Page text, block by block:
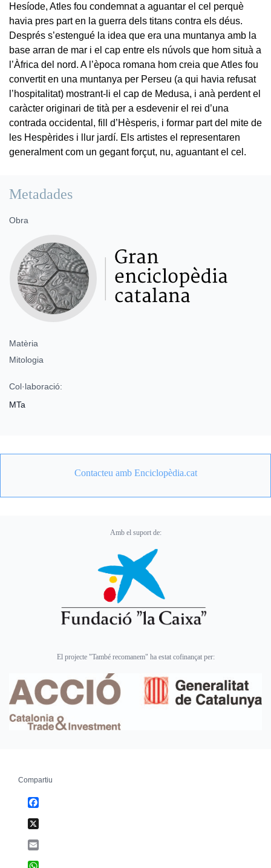
Hesíode, Atles fou condemnat a aguantar el cel perquè
havia pres part en la guerra dels titans contra els déus.
Després s’estengué la idea que era una muntanya amb la
base arran de mar i el cap entre els núvols que hom situà a
l’Àfrica del nord. A l’època romana hom creia que Atles fou
convertit en una muntanya per Perseu (a qui havia refusat
l’hospitalitat) mostrant-li el cap de Medusa, i anà perdent el
caràcter originari de tità per a esdevenir el rei d’una
contrada occidental, fill d’Hèsperis, i formar part del mite de
les Hespèrides i llur jardí. Els artistes el representaren
generalment com un gegant forçut, nu, aguantant el cel.
Metadades
Obra
Matèria
Mitologia
Col·laboració:
MTa
Contacteu amb Enciclopèdia.cat
Amb el suport de:
El projecte "També recomanem" ha estat cofinançat per:
Compartiu